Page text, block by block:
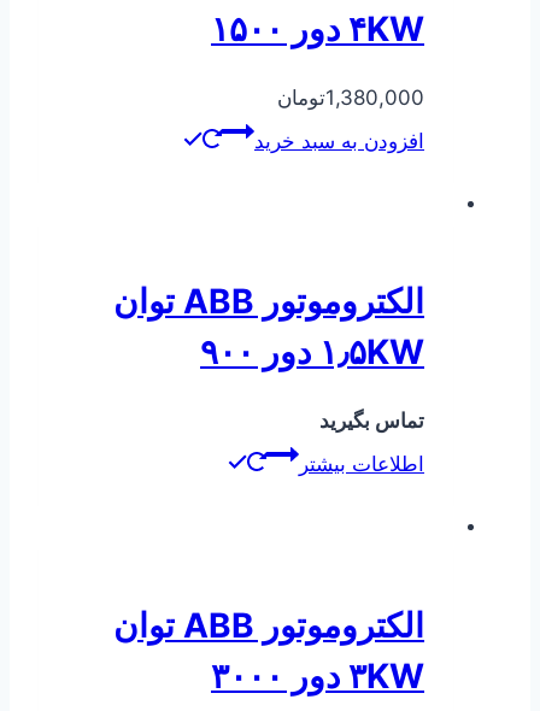
۴KW دور ۱۵۰۰
1,380,000تومان
افزودن به سبد خرید
الکتروموتور ABB توان
۱٫۵KW دور ۹۰۰
تماس بگیرید
اطلاعات بیشتر
الکتروموتور ABB توان
۳KW دور ۳۰۰۰